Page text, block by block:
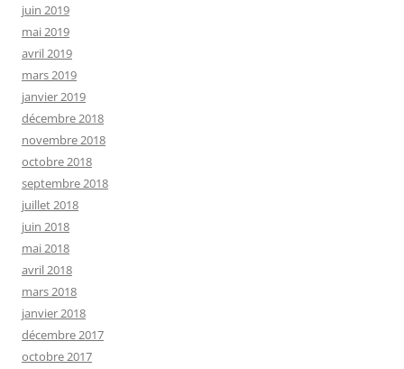
juin 2019
mai 2019
avril 2019
mars 2019
janvier 2019
décembre 2018
novembre 2018
octobre 2018
septembre 2018
juillet 2018
juin 2018
mai 2018
avril 2018
mars 2018
janvier 2018
décembre 2017
octobre 2017